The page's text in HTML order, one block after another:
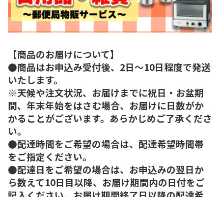
【商品のお届けについて】
●商品はお申込み受付後、2日～10日程度で発送
いたします。
※天候や注文状況、お届けまでに祝日・お盆期
間、年末年始をはさむ場合、お届けに日数がか
かることがございます。あらかじめご了承くださ
い。
●配達時間をご希望の場合は、配達希望時間帯
をご指定ください。
●配達日をご希望の場合は、お申込みの翌日か
ら数えて10日目以降、お届け期間内の日付をご